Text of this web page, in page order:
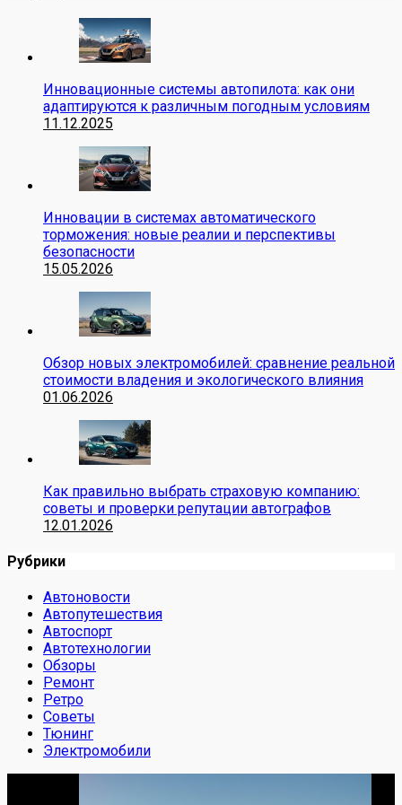
Инновационные системы автопилота: как они
адаптируются к различным погодным условиям
11.12.2025
Инновации в системах автоматического
торможения: новые реалии и перспективы
безопасности
15.05.2026
Обзор новых электромобилей: сравнение реальной
стоимости владения и экологического влияния
01.06.2026
Как правильно выбрать страховую компанию:
советы и проверки репутации автографов
12.01.2026
Рубрики
Автоновости
Автопутешествия
Автоспорт
Автотехнологии
Обзоры
Ремонт
Ретро
Советы
Тюнинг
Электромобили